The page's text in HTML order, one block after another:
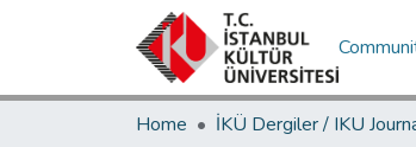
Home İKÜ Dergiler / IKU